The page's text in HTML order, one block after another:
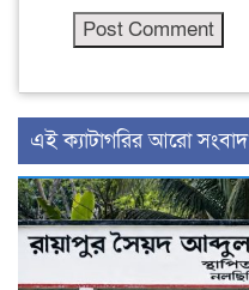
‍এই ক্যাটাগরির ‍আরো সংবাদ